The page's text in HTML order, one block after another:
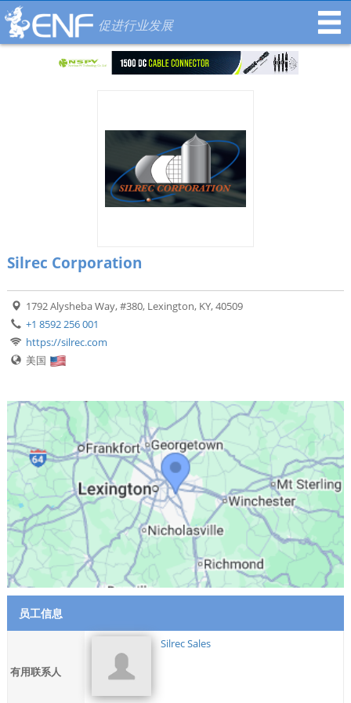
促进行业发展
Silrec Corporation
1792 Alysheba Way, #380, Lexington, KY, 40509
+1 8592 256 001
https://silrec.com
美国
员工信息
有用联系人
Silrec Sales